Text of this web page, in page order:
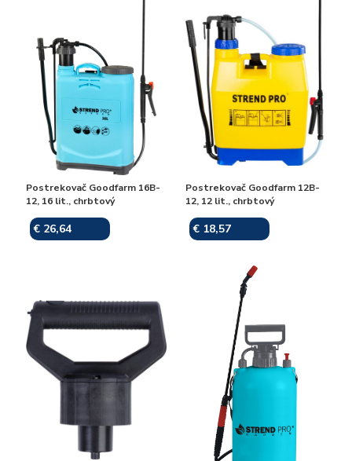
Postrekovač Goodfarm 16B-
12, 16 lit., chrbtový
€ 26,64
Postrekovač Goodfarm 12B-
12, 12 lit., chrbtový
€ 18,57